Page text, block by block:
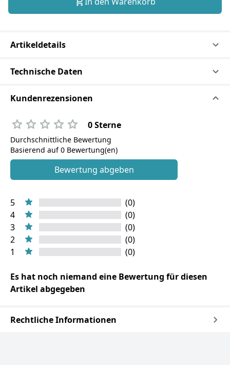
Artikeldetails
Technische Daten
Kundenrezensionen
0 Sterne
Durchschnittliche Bewertung
Basierend auf 0 Bewertung(en)
Bewertung abgeben
5
(0)
4
(0)
3
(0)
2
(0)
1
(0)
Es hat noch niemand eine Bewertung für diesen
Artikel abgegeben
Rechtliche Informationen